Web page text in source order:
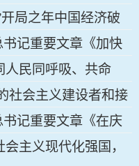
局之年中国经济破
书记重要文章《加快
人民同呼吸、共命
社会主义建设者和接
论述指引基础教育
书记重要文章《在庆
会上的讲话》
主义现代化强国，